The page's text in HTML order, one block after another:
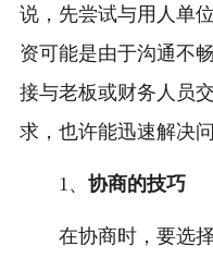
说，先尝试与用人单
资可能是由于沟通不
接与老板或财务人员
求，也许能迅速解决问
1、 协商的技巧
在协商时，要选